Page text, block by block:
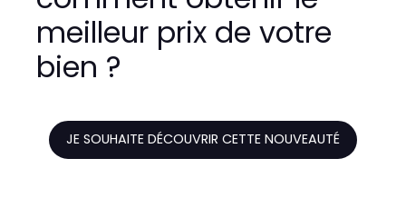
meilleur prix de votre
bien ?
JE SOUHAITE DÉCOUVRIR CETTE NOUVEAUTÉ